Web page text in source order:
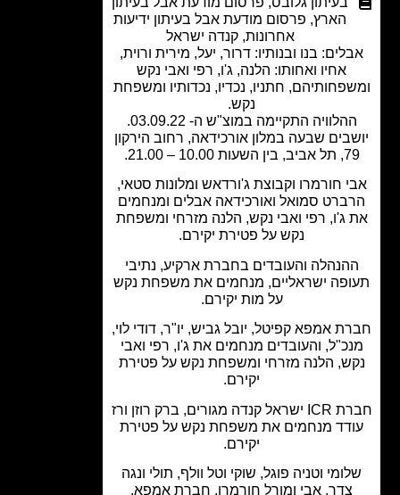
פרסום מודעת אבל בעיתון ידיעות
אחרונות,קנדה ישראל
בנו ובנותיו: דרור, יעל, מירית ורוית,
אחיו ואחותו: הלנה, ג'ו, רפי ואבי נקש
חתניו, נכדיו, נכדותיו ומשפחת
התקיימה במוצ"ש ה- 03.09.22.
שבעה במלון אורכידאה, רחוב הירקון
חורמרו וקבוצת ג'ורדאש ומלונות סטאי,
סמואל ואורכידאה אבלים ומנחמים
ג'ו, רפי ואבי נקש, הלנה מזרחי ומשפחת
נקש על פטירת יקירם.
והעובדים בחברת ארקיע, נתיבי
ישראליים, מנחמים את משפחת נקש
על מות יקירם.
אמפא קפיטל, יובל גביש, יו"ר, דודי לוי,
והעובדים מנחמים את ג'ו, רפי ואבי
הלנה מזרחי ומשפחת נקש על פטירת
חברת ICR ישראל קנדה מגורים, ברק רוזן ורז
מנחמים את משפחת נקש על פטירת
וטניה פוגל, שוקי וטל וולף, תולי ונגה
צדר, אבי ומורל חורמרו, חברת אמפא,